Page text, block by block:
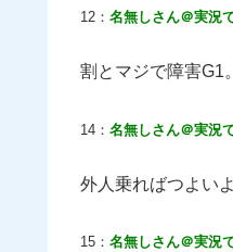
12： 名無しさん＠実況
割とマジで障害G1
14： 名無しさん＠実況
外人乗ればつよいよ
15： 名無しさん＠実況